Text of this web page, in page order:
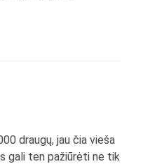
draugų, jau čia vieša
gali ten pažiūrėti ne tik